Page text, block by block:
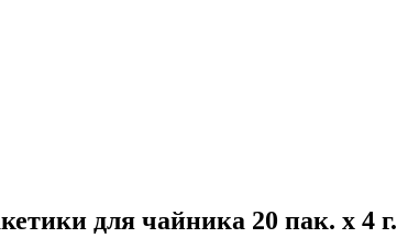
для чайника 20 пак. x 4 г.